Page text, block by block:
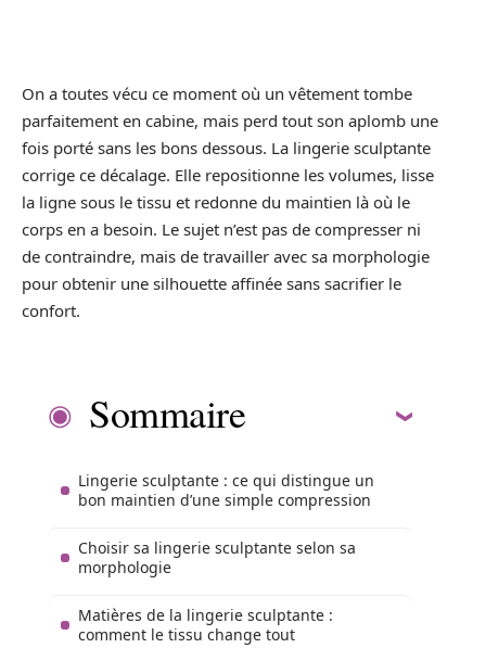
On a toutes vécu ce moment où un vêtement tombe
parfaitement en cabine, mais perd tout son aplomb une
fois porté sans les bons dessous. La lingerie sculptante
corrige ce décalage. Elle repositionne les volumes, lisse
la ligne sous le tissu et redonne du maintien là où le
corps en a besoin. Le sujet n’est pas de compresser ni
de contraindre, mais de travailler avec sa morphologie
pour obtenir une silhouette affinée sans sacrifier le
confort.
Sommaire
Lingerie sculptante : ce qui distingue un
bon maintien d’une simple compression
Choisir sa lingerie sculptante selon sa
morphologie
Matières de la lingerie sculptante :
comment le tissu change tout